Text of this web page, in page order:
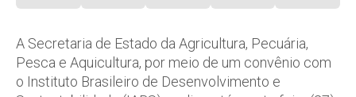
A Secretaria de Estado da Agricultura, Pecuária,
Pesca e Aquicultura, por meio de um convênio com
o Instituto Brasileiro de Desenvolvimento e